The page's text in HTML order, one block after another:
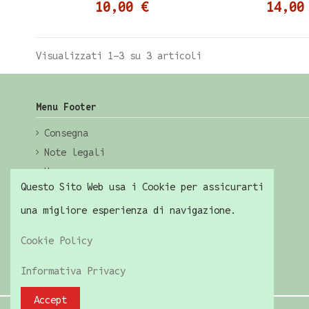
10,00 €
Visualizzati 1-3 su 3 articoli
Menu Footer
Consegna
Note legali
Home
Questo Sito Web usa i Cookie per assicurarti
una migliore esperienza di navigazione.
Cookie Policy
Informativa Privacy
Accept